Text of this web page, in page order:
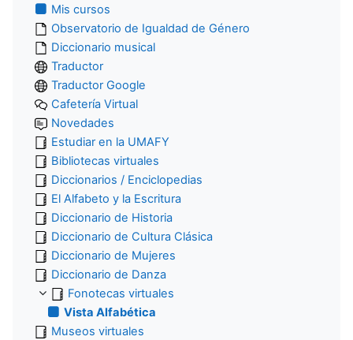
Mis cursos
Observatorio de Igualdad de Género
Diccionario musical
Traductor
Traductor Google
Cafetería Virtual
Novedades
Estudiar en la UMAFY
Bibliotecas virtuales
Diccionarios / Enciclopedias
El Alfabeto y la Escritura
Diccionario de Historia
Diccionario de Cultura Clásica
Diccionario de Mujeres
Diccionario de Danza
Fonotecas virtuales
Vista Alfabética
Museos virtuales